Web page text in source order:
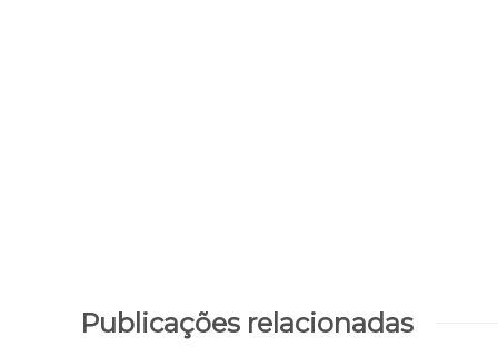
Publicações relacionadas